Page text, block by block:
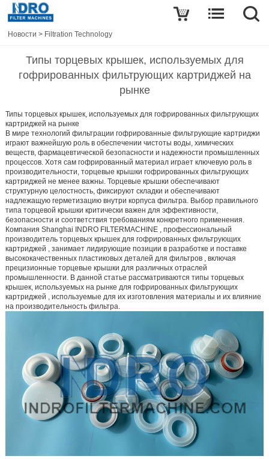
Новости > Filtration Technology
Типы торцевых крышек, используемых для
гофрированных фильтрующих картриджей на
рынке
Типы торцевых крышек, используемых для гофрированных фильтрующих
картриджей на рынке
В мире технологий фильтрации гофрированные фильтрующие картриджи
играют важнейшую роль в обеспечении чистоты воды, химических
веществ, фармацевтической безопасности и надежности промышленных
процессов. Хотя сам гофрированный материал играет ключевую роль в
производительности, торцевые крышки гофрированных фильтрующих
картриджей не менее важны. Торцевые крышки обеспечивают
структурную целостность, фиксируют складки и обеспечивают
надлежащую герметизацию внутри корпуса фильтра. Выбор правильного
типа торцевой крышки критически важен для эффективности,
безопасности и соответствия требованиям конкретного применения.
Компания Shanghai INDRO FILTERMACHINE, профессиональный
производитель торцевых крышек для гофрированных фильтрующих
картриджей , занимает лидирующие позиции в разработке и поставке
высококачественных пластиковых деталей для фильтров, включая
прецизионные торцевые крышки для различных отраслей
промышленности. В данной статье рассматриваются типы торцевых
крышек, используемых на рынке для гофрированных фильтрующих
картриджей , используемые для их изготовления материалы и их влияние
на производительность фильтра.